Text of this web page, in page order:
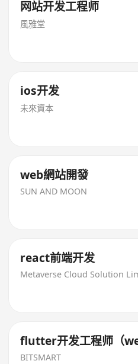
网站开发工程师
風雅堂
ios开发
未來資本
web網站開發
SUN AND MOON
react前端开发
Metaverse Cloud Solution
flutter开发工程师（
BITSMART